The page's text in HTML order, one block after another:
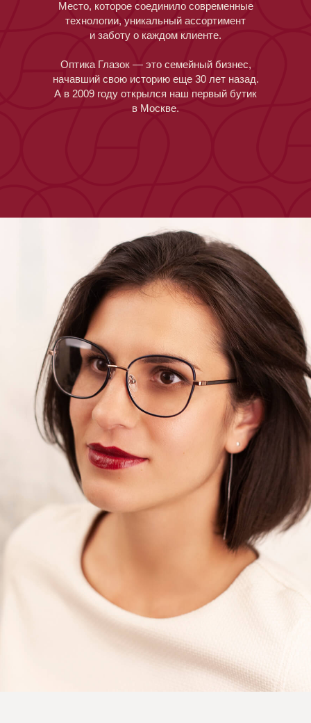
Место, которое соединило современные
технологии, уникальный ассортимент
и заботу о каждом клиенте.
Оптика Глазок — это семейный бизнес,
начавший свою историю еще 30 лет назад.
А в 2009 году открылся наш первый бутик
в Москве.